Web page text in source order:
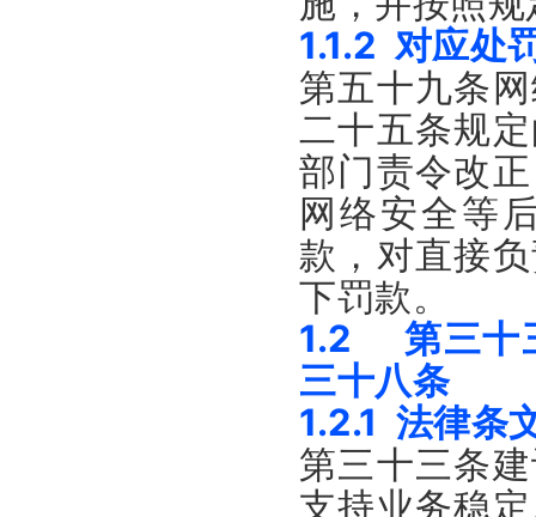
1.1.2 对应处
第五十九条
二十五条规
部门责令改
网络安全等
款，对直接
下罚款。
1.2 第三十
三十八条
1.2.1 法律条
第三十三条
支持业务稳